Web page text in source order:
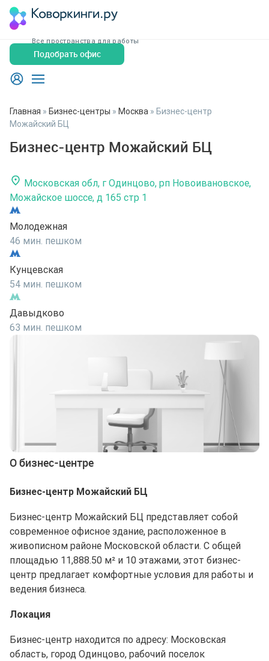
Все пространства для работы
Подобрать офис
Главная » Бизнес-центры » Москва » Бизнес-центр
Можайский БЦ
Бизнес-центр Можайский БЦ
Московская обл, г Одинцово, рп Новоивановское,
Можайское шоссе, д 165 стр 1
Молодежная
46 мин. пешком
Кунцевская
54 мин. пешком
Давыдково
63 мин. пешком
О бизнес-центре
Бизнес-центр Можайский БЦ
Бизнес-центр Можайский БЦ представляет собой
современное офисное здание, расположенное в
живописном районе Московской области. С общей
площадью 11,888.50 м² и 10 этажами, этот бизнес-
центр предлагает комфортные условия для работы и
ведения бизнеса.
Локация
Бизнес-центр находится по адресу: Московская
область, город Одинцово, рабочий поселок